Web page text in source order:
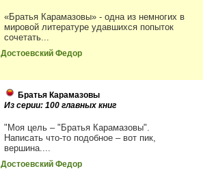
«Братья Карамазовы» - одна из немногих в
мировой литературе удавшихся попыток
сочетать...
Достоевский Федор
Братья Карамазовы
Из серии: 100 главных книг
"Моя цель – "Братья Карамазовы".
Написать что-то подобное – вот пик,
вершина....
Достоевский Федор